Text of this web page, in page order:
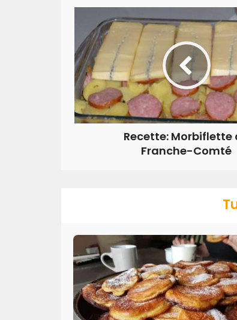
Recette: Morbiflette
Franche-Comté